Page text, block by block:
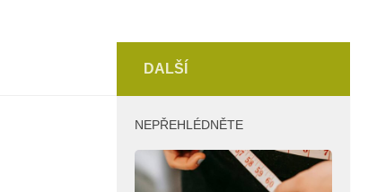
DALŠÍ
NEPŘEHLÉDNĚTE